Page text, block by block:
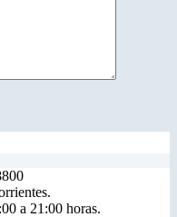
a 21:00 horas.